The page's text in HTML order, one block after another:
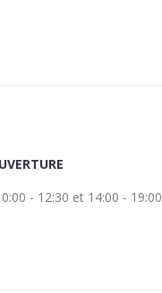
- 12:30 et 14:00 - 19:00